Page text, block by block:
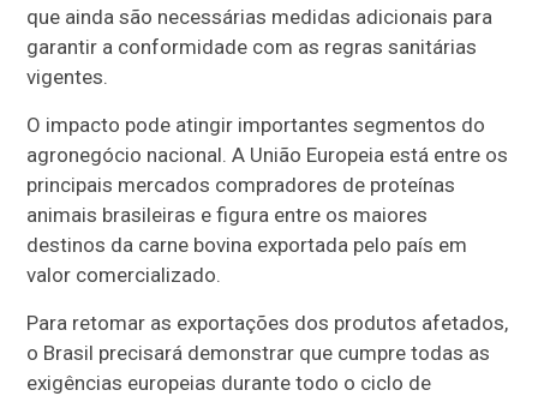
que ainda são necessárias medidas adicionais para
garantir a conformidade com as regras sanitárias
vigentes.
O impacto pode atingir importantes segmentos do
agronegócio nacional. A União Europeia está entre os
principais mercados compradores de proteínas
animais brasileiras e figura entre os maiores
destinos da carne bovina exportada pelo país em
valor comercializado.
Para retomar as exportações dos produtos afetados,
o Brasil precisará demonstrar que cumpre todas as
exigências europeias durante todo o ciclo de